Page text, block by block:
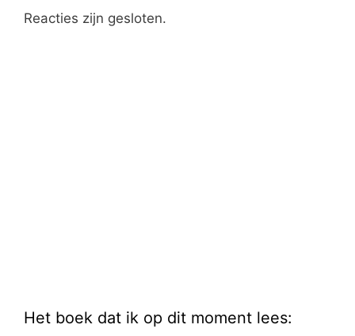
Reacties zijn gesloten.
Het boek dat ik op dit moment lees: